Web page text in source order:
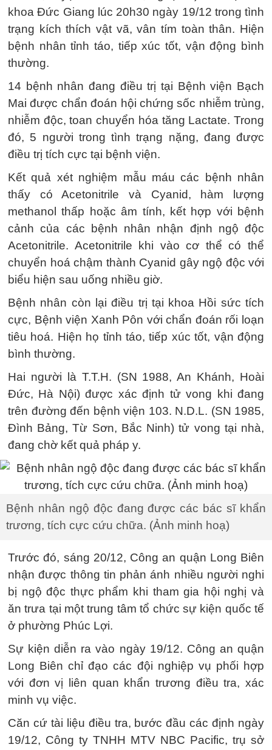
khoa Đức Giang lúc 20h30 ngày 19/12 trong tình
trạng kích thích vật vã, vân tím toàn thân. Hiện
bệnh nhân tỉnh táo, tiếp xúc tốt, vận động bình
thường.
14 bệnh nhân đang điều trị tại Bệnh viện Bạch
Mai được chẩn đoán hội chứng sốc nhiễm trùng,
nhiễm độc, toan chuyển hóa tăng Lactate. Trong
đó, 5 người trong tình trạng nặng, đang được
điều trị tích cực tại bệnh viện.
Kết quả xét nghiệm mẫu máu các bệnh nhân
thấy có Acetonitrile và Cyanid, hàm lượng
methanol thấp hoặc âm tính, kết hợp với bệnh
cảnh của các bệnh nhân nhận định ngộ độc
Acetonitrile. Acetonitrile khi vào cơ thể có thể
chuyển hoá chậm thành Cyanid gây ngộ độc với
biểu hiện sau uống nhiều giờ.
Bệnh nhân còn lại điều trị tại khoa Hồi sức tích
cực, Bệnh viện Xanh Pôn với chẩn đoán rối loạn
tiêu hoá. Hiện họ tỉnh táo, tiếp xúc tốt, vận động
bình thường.
Hai người là T.T.H. (SN 1988, An Khánh, Hoài
Đức, Hà Nội) được xác định tử vong khi đang
trên đường đến bệnh viện 103. N.D.L. (SN 1985,
Đình Bảng, Từ Sơn, Bắc Ninh) tử vong tại nhà,
đang chờ kết quả pháp y.
Bệnh nhân ngộ độc đang được các bác sĩ khẩn
trương, tích cực cứu chữa. (Ảnh minh hoạ)
Trước đó, sáng 20/12, Công an quận Long Biên
nhận được thông tin phản ánh nhiều người nghi
bị ngộ độc thực phẩm khi tham gia hội nghị và
ăn trưa tại một trung tâm tổ chức sự kiện quốc tế
ở phường Phúc Lợi.
Sự kiện diễn ra vào ngày 19/12. Công an quận
Long Biên chỉ đạo các đội nghiệp vụ phối hợp
với đơn vị liên quan khẩn trương điều tra, xác
minh vụ việc.
Căn cứ tài liệu điều tra, bước đầu các định ngày
19/12, Công ty TNHH MTV NBC Pacific, trụ sở